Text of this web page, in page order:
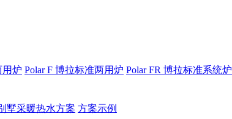
用炉 Polar F 博拉标准两用炉 Polar FR 博拉标准系统炉
墅采暖热水方案 方案示例